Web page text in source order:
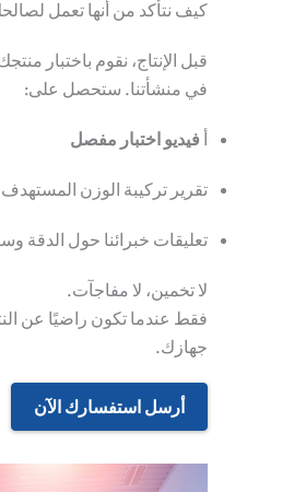
كيف نتأكد من أنها تعمل
قبل الإنتاج، نقوم باختبار
في منشأتنا. ستحصل على:
أ فيديو اختبار مفصل
تقرير تركيبة الوزن المستهدف
تعليقات خبرائنا حول الدقة
لا تخمين، لا مفاجآت.
فقط عندما تكون راضيًا عن
جهازك.
أرسل استفسارك الآن